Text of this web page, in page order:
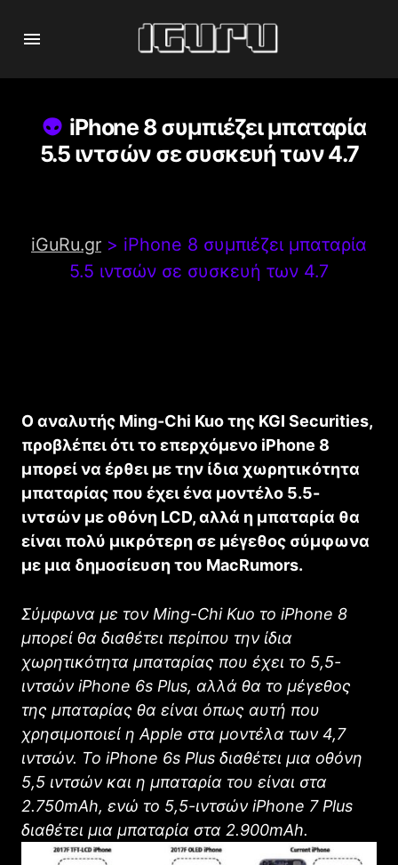
iPhone 8 συμπιέζει μπαταρία
5.5 ιντσών σε συσκευή των 4.7
iGuRu.gr > iPhone 8 συμπιέζει μπαταρία
5.5 ιντσών σε συσκευή των 4.7
Ο αναλυτής Ming-Chi Kuo της KGI Securities,
προβλέπει ότι το επερχόμενο iPhone 8
μπορεί να έρθει με την ίδια χωρητικότητα
μπαταρίας που έχει ένα μοντέλο 5.5-
ιντσών με οθόνη LCD, αλλά η μπαταρία θα
είναι πολύ μικρότερη σε μέγεθος σύμφωνα
με μια δημοσίευση του MacRumors.
Σύμφωνα με τον Ming-Chi Kuo το iPhone 8
μπορεί θα διαθέτει περίπου την ίδια
χωρητικότητα μπαταρίας που έχει το 5,5-
ιντσών iPhone 6s Plus, αλλά θα το μέγεθος
της μπαταρίας θα είναι όπως αυτή που
χρησιμοποιεί η Apple στα μοντέλα των 4,7
ιντσών. Το iPhone 6s Plus διαθέτει μια οθόνη
5,5 ιντσών και η μπαταρία του είναι στα
2.750mAh, ενώ το 5,5-ιντσών iPhone 7 Plus
διαθέτει μια μπαταρία στα 2.900mAh.